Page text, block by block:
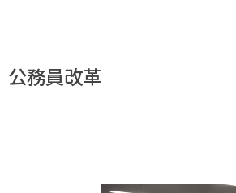
公務員改革